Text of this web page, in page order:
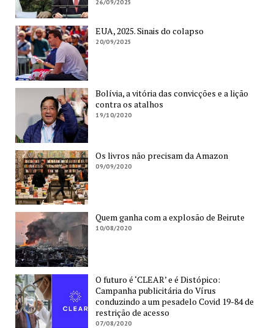
26/09/2025
EUA, 2025. Sinais do colapso
20/09/2025
Bolívia, a vitória das convicções e a lição
contra os atalhos
19/10/2020
Os livros não precisam da Amazon
09/09/2020
Quem ganha com a explosão de Beirute
10/08/2020
O futuro é ‘CLEAR’ e é Distópico:
Campanha publicitária do Vírus
conduzindo a um pesadelo Covid 19-84 de
restrição de acesso
07/08/2020